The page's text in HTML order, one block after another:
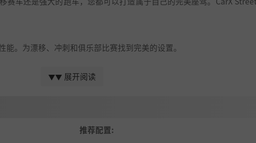
。为漂移、冲刺和俱乐部比赛找到完美的设置。
的外观。从海量部件中随心选择，创造独特的设计。使用各种喷漆自定
▼▼ 展开阅读
推荐配置: